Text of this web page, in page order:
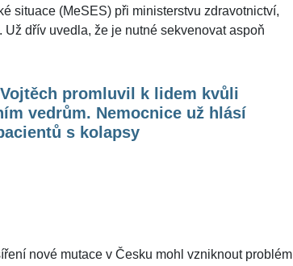
situace (MeSES) při ministerstvu zdravotnictví,
dřív uvedla, že je nutné sekvenovat aspoň
promluvil k lidem kvůli
vedrům. Nemocnice už hlásí
s kolapsy
nové mutace v Česku mohl vzniknout problém